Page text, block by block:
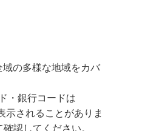
の多様な地域をカバ
・銀行コードは
示されることがありま
認してください。